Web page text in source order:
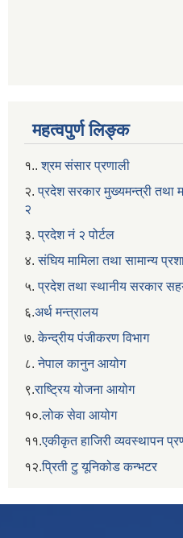
महत्वपुर्ण लिङ्क
१..श्रम संसार प्रणाली
२. प्रदेश सरकार मुख्यमन्त्री तथा
२
३.प्रदेश नं २ पोर्टल
४.संघिय मामिला तथा सामान्य
५.प्रदेश तथा स्थानीय सरकार
६.अर्थ मन्त्रालय
७.केन्द्रीय पंजीकरण विभाग
८.नेपाल कानुन आयोग
९.राष्ट्रिय योजना आयोग
१०.लोक सेवा आयोग
११.एकीकृत हाजिरी व्यवस्थापन
१२.प्रिती टु यूनिकोड कन्भटर